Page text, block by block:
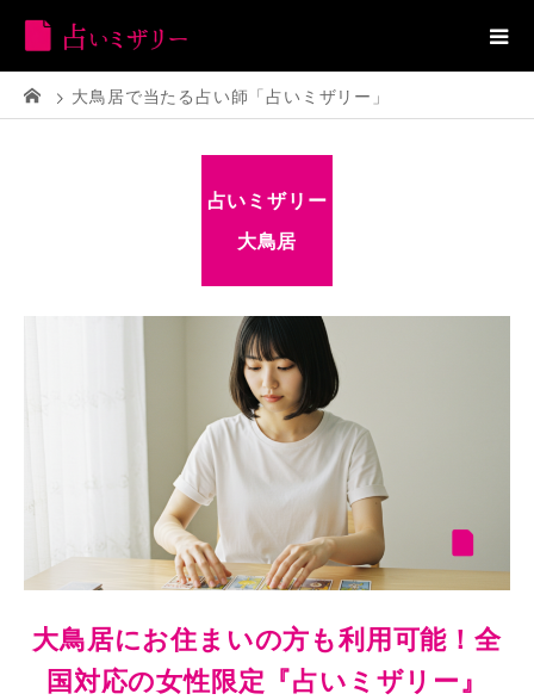
大鳥居で当たる占い師「占いミザリー」
占いミザリー
大鳥居
大鳥居にお住まいの方も利用可能！全
国対応の女性限定『占いミザリー』